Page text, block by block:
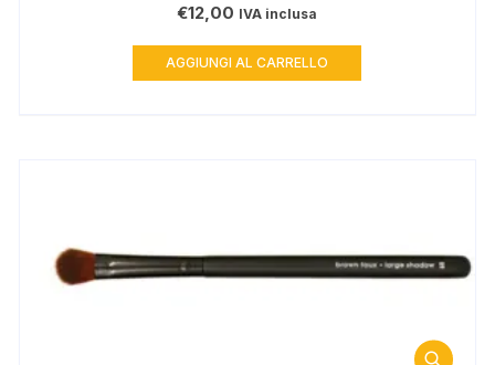
€12,00 IVA inclusa
AGGIUNGI AL CARRELLO